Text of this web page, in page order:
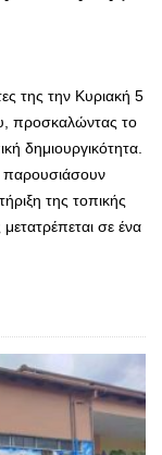
της την Κυριακή 5
προσκαλώντας το
δημιουργικότητα.
παρουσιάσουν
της τοπικής
σε ένα